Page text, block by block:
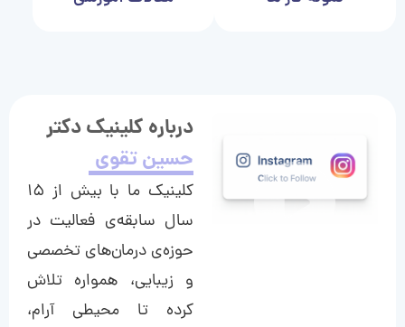
درباره کلینیک دکتر
حسین تقوی
کلینیک ما با بیش از ۱۵
سال سابقه‌ی فعالیت در
حوزه‌ی درمان‌های تخصصی
و زیبایی، همواره تلاش
کرده تا محیطی آرام،